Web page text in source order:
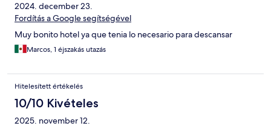
2024. december 23.
Fordítás a Google segítségével
Muy bonito hotel ya que tenia lo necesario para descansar
Marcos, 1 éjszakás utazás
Hitelesített értékelés
10/10 Kivételes
2025. november 12.